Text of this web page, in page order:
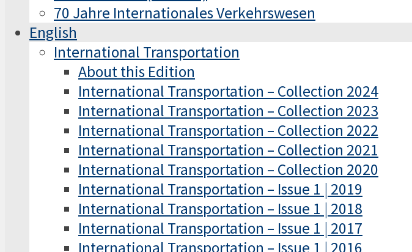
70 Jahre Internationales Verkehrswesen
English
International Transportation
About this Edition
International Transportation – Collection 2024
International Transportation – Collection 2023
International Transportation – Collection 2022
International Transportation – Collection 2021
International Transportation – Collection 2020
International Transportation – Issue 1 | 2019
International Transportation – Issue 1 | 2018
International Transportation – Issue 1 | 2017
International Transportation – Issue 1 | 2016